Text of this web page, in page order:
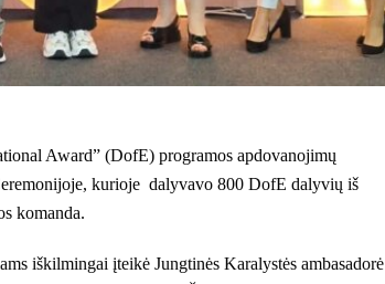
Award” (DofE) programos apdovanojimų
kurioje dalyvavo 800 DofE dalyvių iš
komanda.
iškilmingai įteikė Jungtinės Karalystės ambasadorė